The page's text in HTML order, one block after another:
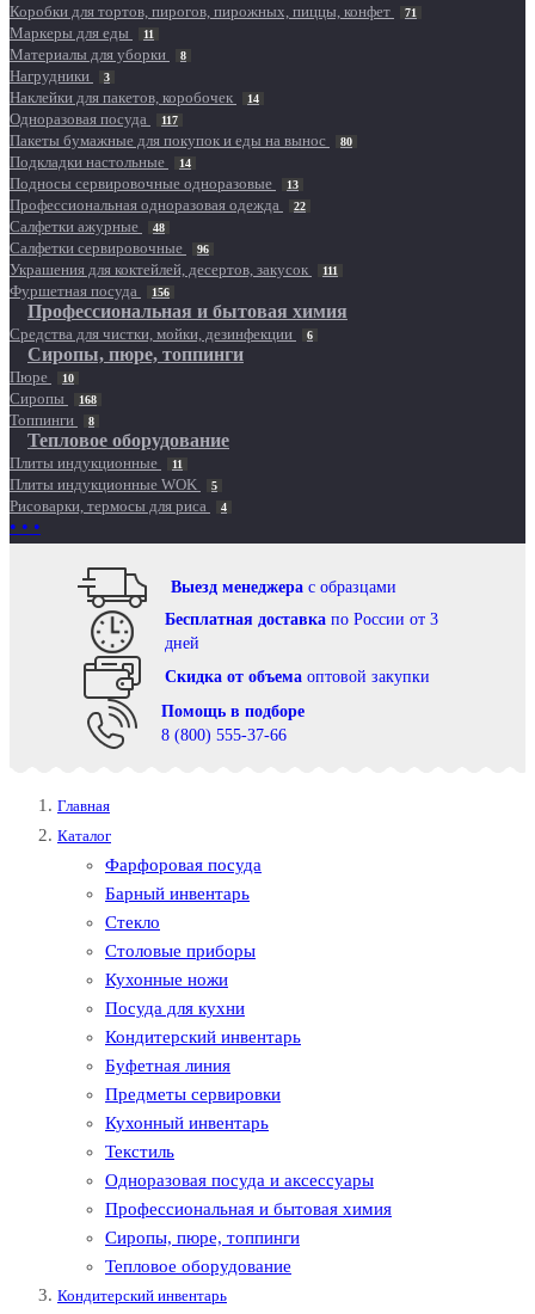
Коробки для тортов, пирогов, пирожных, пиццы, конфет 71
Маркеры для еды 11
Материалы для уборки 8
Нагрудники 3
Наклейки для пакетов, коробочек 14
Одноразовая посуда 117
Пакеты бумажные для покупок и еды на вынос 80
Подкладки настольные 14
Подносы сервировочные одноразовые 13
Профессиональная одноразовая одежда 22
Салфетки ажурные 48
Салфетки сервировочные 96
Украшения для коктейлей, десертов, закусок 111
Фуршетная посуда 156
Профессиональная и бытовая химия
Средства для чистки, мойки, дезинфекции 6
Сиропы, пюре, топпинги
Пюре 10
Сиропы 168
Топпинги 8
Тепловое оборудование
Плиты индукционные 11
Плиты индукционные WOK 5
Рисоварки, термосы для риса 4
• • •
Выезд менеджера с образцами
Бесплатная доставка по России от 3
дней
Cкидка от объема оптовой закупки
Помощь в подборе
8 (800) 555-37-66
Главная
Каталог
Фарфоровая посуда
Барный инвентарь
Стекло
Столовые приборы
Кухонные ножи
Посуда для кухни
Кондитерский инвентарь
Буфетная линия
Предметы сервировки
Кухонный инвентарь
Текстиль
Одноразовая посуда и аксессуары
Профессиональная и бытовая химия
Сиропы, пюре, топпинги
Тепловое оборудование
Кондитерский инвентарь